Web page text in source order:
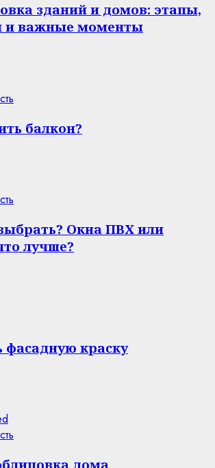
зданий и домов: этапы,
и важные моменты
балкон?
Окна ПВХ или
лучше?
фасадную краску
дома